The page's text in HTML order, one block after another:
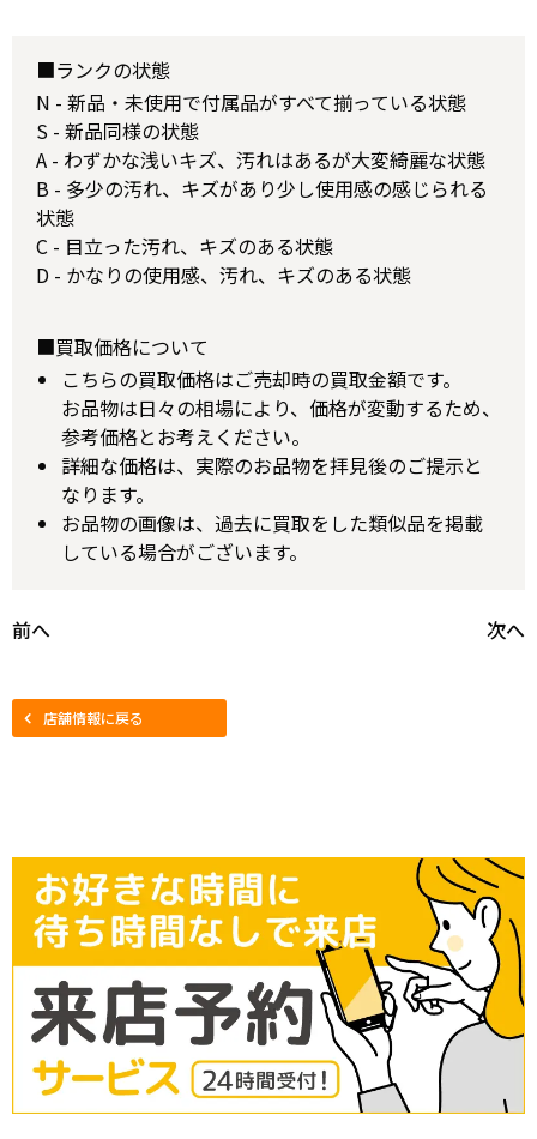
■ランクの状態
N - 新品・未使用で付属品がすべて揃っている状態
S - 新品同様の状態
A - わずかな浅いキズ、汚れはあるが大変綺麗な状態
B - 多少の汚れ、キズがあり少し使用感の感じられる
状態
C - 目立った汚れ、キズのある状態
D - かなりの使用感、汚れ、キズのある状態
■買取価格について
こちらの買取価格はご売却時の買取金額です。
お品物は日々の相場により、価格が変動するため、
参考価格とお考えください。
詳細な価格は、実際のお品物を拝見後のご提示と
なります。
お品物の画像は、過去に買取をした類似品を掲載
している場合がございます。
前へ 次へ
店舗情報に戻る